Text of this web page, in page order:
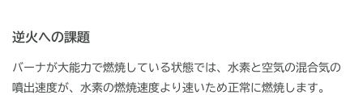
逆火への課題
バーナが大能力で燃焼している状態では、水素と空気の混合気の
噴出速度が、水素の燃焼速度より速いため正常に燃焼します。